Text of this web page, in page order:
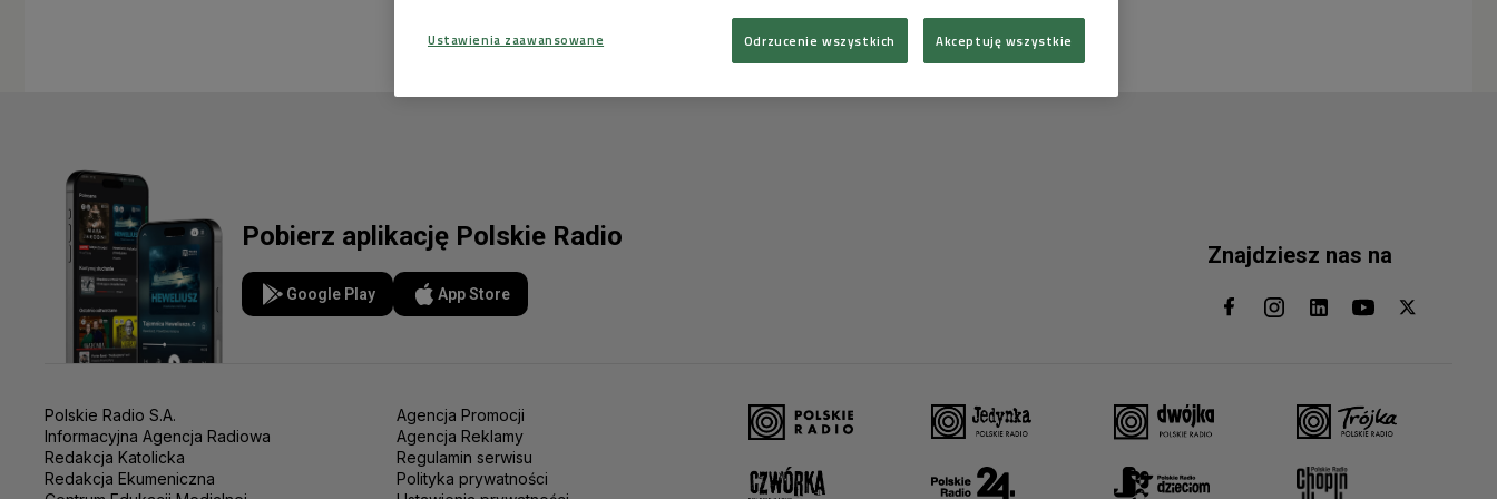
Pobierz aplikację Polskie Radio
Google Play App Store
Znajdziesz nas na
Polskie Radio S.A.
Informacyjna Agencja Radiowa
Redakcja Katolicka
Redakcja Ekumeniczna
Agencja Promocji
Agencja Reklamy
Regulamin serwisu
Polityka prywatności
Ustawienia zaawansowane Odrzucenie wszystkich Akceptuję wszystkie